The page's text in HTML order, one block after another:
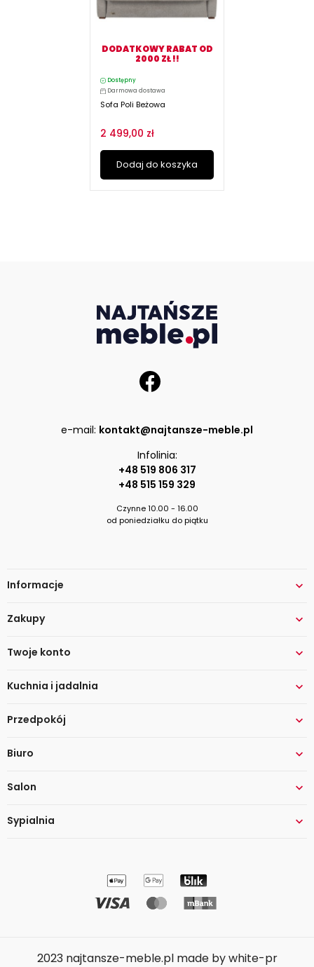
DODATKOWY RABAT OD
2000 ZŁ !!
Dostępny
Darmowa dostawa
Sofa Poli Beżowa
2 499,00 zł
Dodaj do koszyka
e-mail: kontakt@najtansze-meble.pl
Infolinia:
+48 519 806 317
+48 515 159 329
Czynne 10.00 - 16.00
od poniedziałku do piątku
Informacje 
Zakupy 
Twoje konto 
Kuchnia i jadalnia 
Przedpokój 
Biuro 
Salon 
Sypialnia 
2023 najtansze-meble.pl made by white-pr